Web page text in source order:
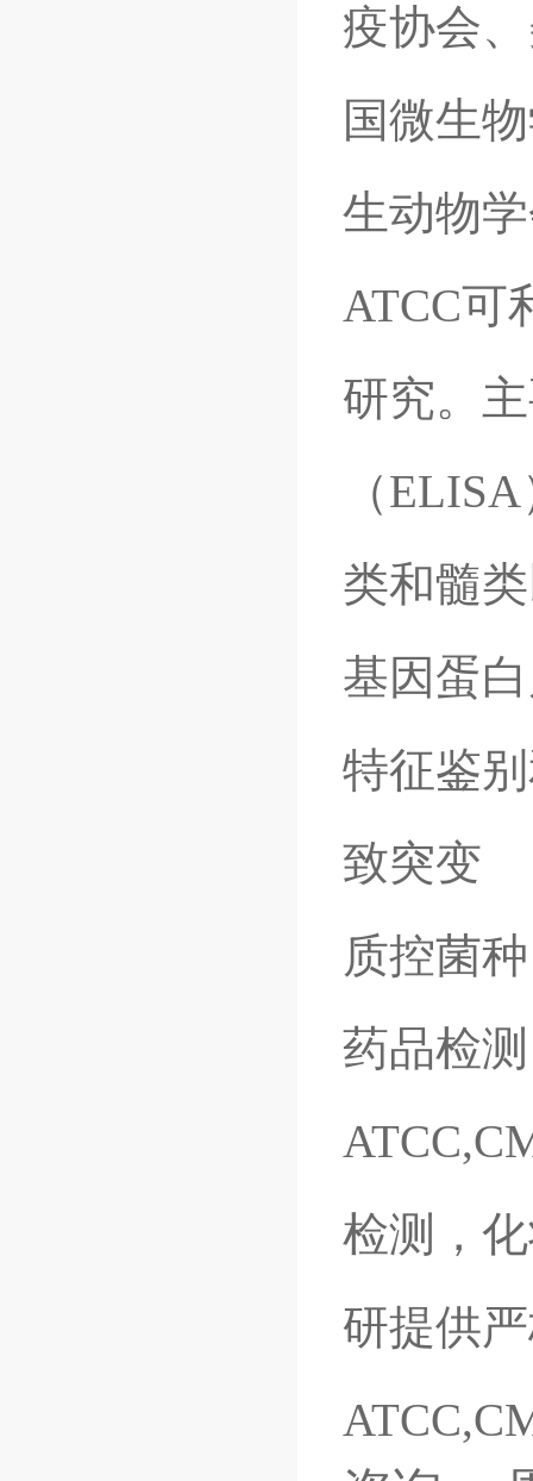
疫协会
国微生
生动物
ATCC可
研究。
（
类和髓
基因蛋
特征鉴
致突变
质控菌
药品检
检测，
研提供